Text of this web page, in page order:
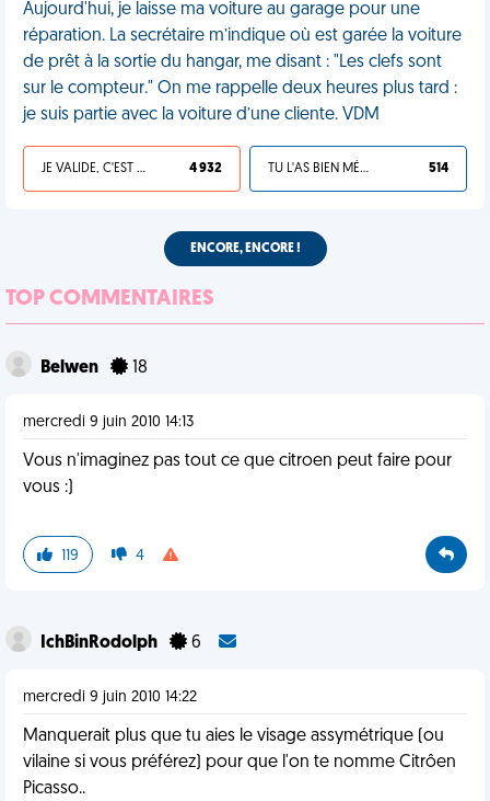
Aujourd'hui, je laisse ma voiture au garage pour une
réparation. La secrétaire m’indique où est garée la voiture
de prêt à la sortie du hangar, me disant : "Les clefs sont
sur le compteur." On me rappelle deux heures plus tard :
je suis partie avec la voiture d’une cliente. VDM
JE VALIDE, C'EST UNE VDM 4 932 TU L'AS BIEN MÉRITÉ 514
ENCORE, ENCORE !
TOP COMMENTAIRES
Belwen 18
mercredi 9 juin 2010 14:13
Vous n'imaginez pas tout ce que citroen peut faire pour
vous :)
119 4
IchBinRodolph 6
mercredi 9 juin 2010 14:22
Manquerait plus que tu aies le visage assymétrique (ou
vilaine si vous préférez) pour que l'on te nomme Citrôen
Picasso..